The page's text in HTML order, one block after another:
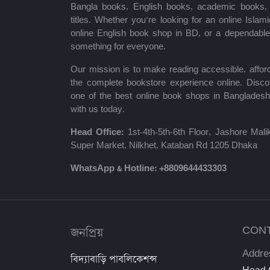
মোত্তাসিন পাহলভী
শায়খ আহমাদুল্লাহ
মোঃ খাইরুল আলম
ম্যাক্সিম গোর্কি
মহাদেব সাহা
প্রমথ চৌধুরী
উইলিয়াম শেক্সপিয়ার
দীনবন্ধু মিত্র
শরৎচন্দ্র চট্টোপাধ্যায়
Bangla books, English books, academic
titles. Whether you’re looking for an online
online English book shop in BD, or a
something for everyone.
Our mission is to make reading accessible,
the complete bookstore experience online.
one of the best online book shops in
with us today.
Head Office: 1st-4th-5th-6th Floor, Jashore
Super Market, Nilkhet, Kataban Rd 1205 Dhaka
WhatsApp & Hotline: +8809644433303
জনপ্রিয়
বিদ্যাবাড়ি পাবলিকেশন্স